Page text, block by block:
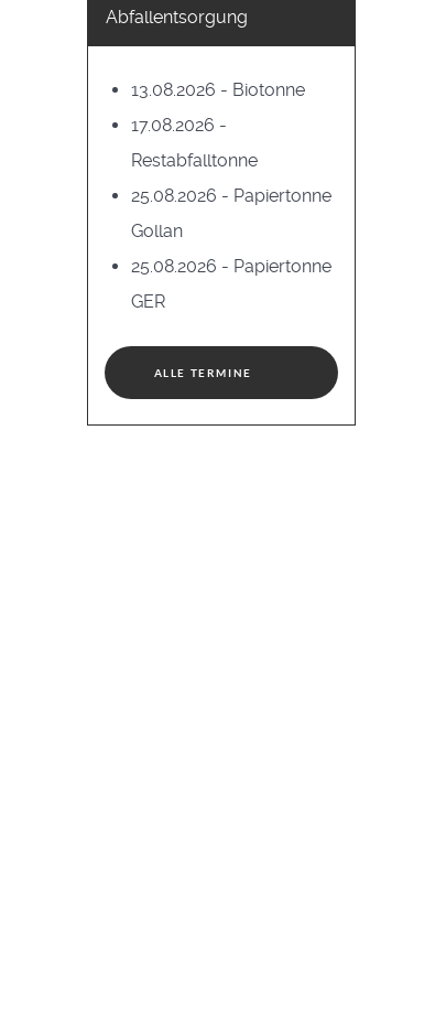
Abfallentsorgung
13.08.2026 - Biotonne
17.08.2026 -
Restabfalltonne
25.08.2026 - Papiertonne
Gollan
25.08.2026 - Papiertonne
GER
ALLE TERMINE